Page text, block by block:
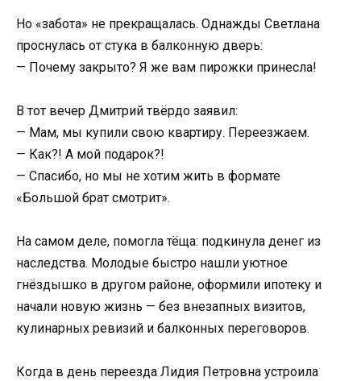
Но «забота» не прекращалась. Однажды Светлана
проснулась от стука в балконную дверь:
— Почему закрыто? Я же вам пирожки принесла!
В тот вечер Дмитрий твёрдо заявил:
— Мам, мы купили свою квартиру. Переезжаем.
— Как?! А мой подарок?!
— Спасибо, но мы не хотим жить в формате
«Большой брат смотрит».
На самом деле, помогла тёща: подкинула денег из
наследства. Молодые быстро нашли уютное
гнёздышко в другом районе, оформили ипотеку и
начали новую жизнь — без внезапных визитов,
кулинарных ревизий и балконных переговоров.
Когда в день переезда Лидия Петровна устроила